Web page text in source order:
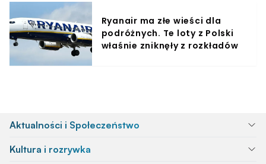
Ryanair ma złe wieści dla
podróżnych. Te loty z Polski
właśnie zniknęły z rozkładów
Aktualności i Społeczeństwo
Kultura i rozrywka